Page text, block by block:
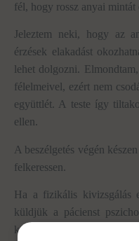
fél, hogy rossz anyai
Jeleztem neki, hogy az
érzések elakadást
lehet dolgozni.
félelmeivel, ezért nem
együttlét. A teste így
ellen.
A beszélgetés végén
felkeressen.
Ha a fizikális kivizsgálás
küldjük a pácienst
közvetít, ami káros